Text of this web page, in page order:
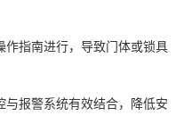
作指南进行，导致门体或锁具
报警系统有效结合，降低安